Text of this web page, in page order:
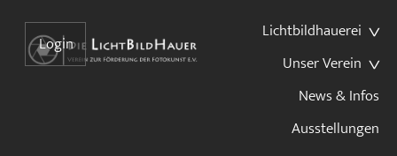
Lichtbildhauerei
Unser Verein
News & Infos
Ausstellungen
Login